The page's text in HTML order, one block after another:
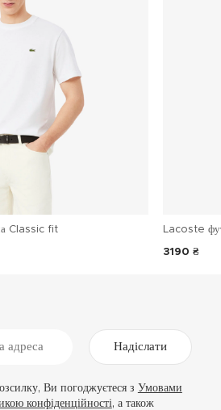
Classic fit Lacoste
3190 ₴
Надіслати
Ви погоджуєтеся з Умовами
конфіденційності, а також